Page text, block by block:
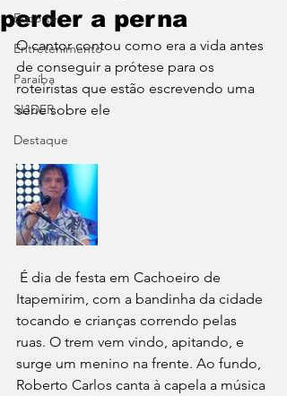
Esporte
Entretenimento
Paraíba
SLIDER
Destaque
perder a perna
O cantor contou como era a vida antes
de conseguir a prótese para os
roteiristas que estão escrevendo uma
série sobre ele
Itapemirim, com a bandinha da cidade
tocando e crianças correndo pelas
ruas. O trem vem vindo, apitando, e
surge um menino na frente. Ao fundo,
Roberto Carlos canta à capela a música